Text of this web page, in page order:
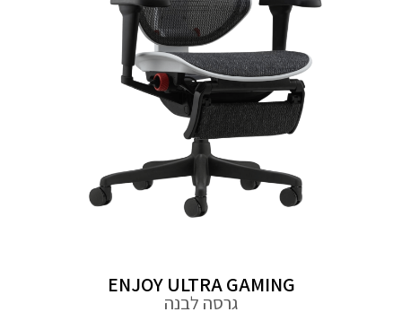
ENJOY ULTRA GAMING
גרסה לבנה